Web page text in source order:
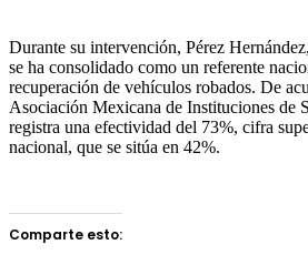
Durante su intervención, Pérez
se ha consolidado como un referente
recuperación de vehículos robados. De
Asociación Mexicana de Instituciones de
registra una efectividad del 73%, cifra
nacional, que se sitúa en 42%.
Comparte esto: